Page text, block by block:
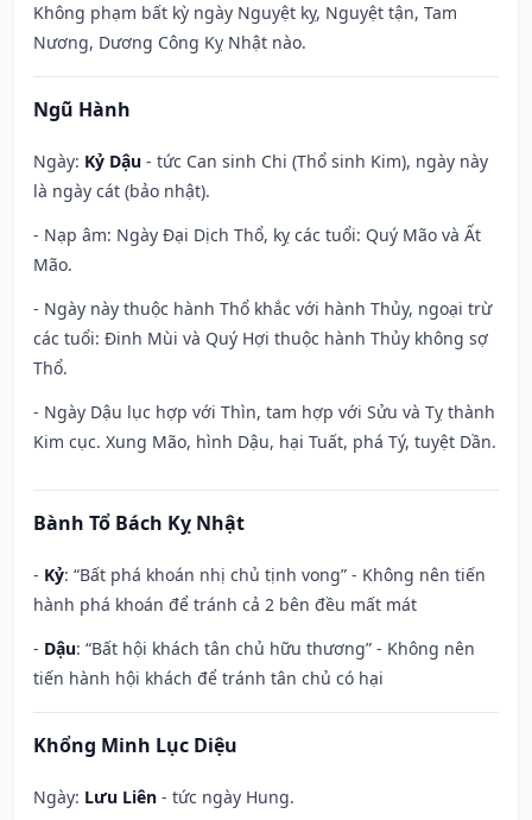
Không phạm bất kỳ ngày Nguyệt kỵ, Nguyệt tận, Tam
Nương, Dương Công Kỵ Nhật nào.
Ngũ Hành
Ngày: Kỷ Dậu - tức Can sinh Chi (Thổ sinh Kim), ngày này
là ngày cát (bảo nhật).
- Nạp âm: Ngày Đại Dịch Thổ, kỵ các tuổi: Quý Mão và Ất
Mão.
- Ngày này thuộc hành Thổ khắc với hành Thủy, ngoại trừ
các tuổi: Đinh Mùi và Quý Hợi thuộc hành Thủy không sợ
Thổ.
- Ngày Dậu lục hợp với Thìn, tam hợp với Sửu và Tỵ thành
Kim cục. Xung Mão, hình Dậu, hại Tuất, phá Tý, tuyệt Dần.
Bành Tổ Bách Kỵ Nhật
- Kỷ: “Bất phá khoán nhị chủ tịnh vong” - Không nên tiến
hành phá khoán để tránh cả 2 bên đều mất mát
- Dậu: “Bất hội khách tân chủ hữu thương” - Không nên
tiến hành hội khách để tránh tân chủ có hại
Khổng Minh Lục Diệu
Ngày: Lưu Liên - tức ngày Hung.